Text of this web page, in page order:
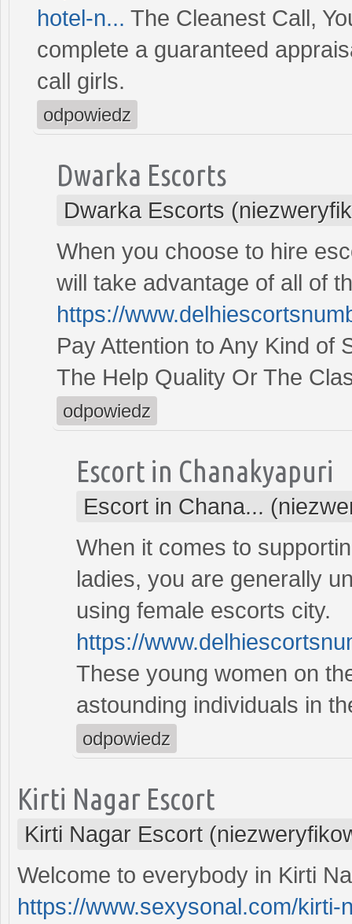
hotel-n... The Cleanest Call,
complete a guaranteed
call girls.
odpowiedz
Dwarka Escorts
Dwarka Escorts
When you choose to hire
will take advantage of all of
https://
Pay Attention to Any Kind of
The Help Quality Or The
odpowiedz
Escort in Chanakyapuri
Escort in Chana...
When it comes to
ladies, you are generally
using female escorts city.
https://
These young women on
astounding individuals in
odpowiedz
Kirti Nagar Escort
Kirti Nagar Escort
Welcome to everybody in Kirti
https://www.sexysonal.com/kirti-